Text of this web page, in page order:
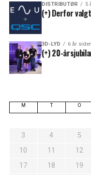
DISTRIBUTØR 5
(+) Derfor
3D-LYD 6 år
(+) 20-
M T O
3
4 5
10
11 12
17
18 19